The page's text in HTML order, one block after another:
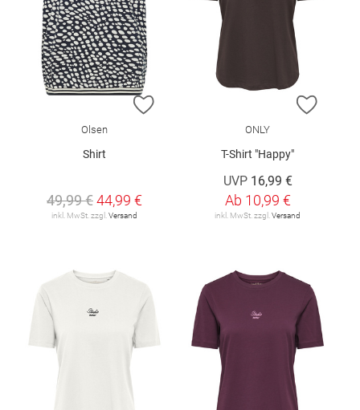
ZUR WUNSCHLISTE HINZUFÜGEN
Olsen
Shirt
49,99 €44,99 €
inkl. MwSt. zzgl. Versand
ZUR
ONLY
T-Shirt "Happy"
UVP 16,99 €
Ab 10,99 €
inkl. MwSt. zzgl. Versand